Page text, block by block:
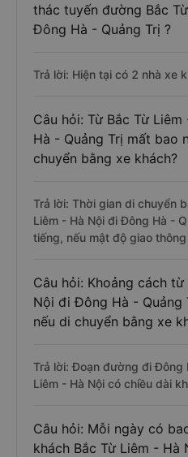
thác tuyến đường Bắc
Đông Hà - Quảng Trị ?
Trả lời: Hiện tại có 2 nhà xe
Câu hỏi: Từ Bắc Từ
Hà - Quảng Trị mất bao
chuyển bằng xe khách?
Trả lời: Thời gian di chuyển
Liêm - Hà Nội đi Đông Hà -
tiếng, nếu mật độ giao
Câu hỏi: Khoảng cách
Nội đi Đông Hà - Quảng
nếu di chuyển bằng xe
Trả lời: Đoạn đường đi Đông
Liêm - Hà Nội có chiều dài
Câu hỏi: Mỗi ngày có
khách Bắc Từ Liêm -